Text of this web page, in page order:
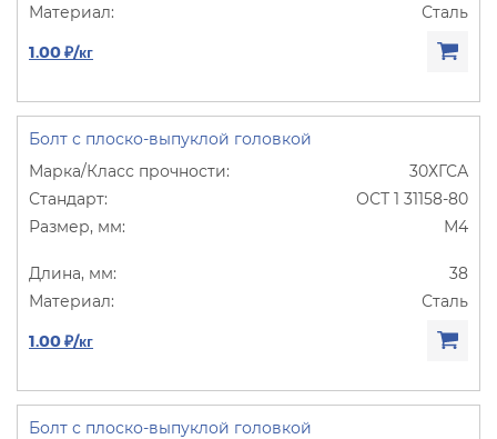
Сталь
1.00 ₽/кг
Болт с плоско-выпуклой головкой
30ХГСА
ОСТ 1 31158-80
М4
38
Сталь
1.00 ₽/кг
Болт с плоско-выпуклой головкой